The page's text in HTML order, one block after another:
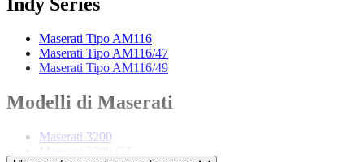
Maserati Tipo AM116
Maserati Tipo AM116/47
Maserati Tipo AM116/49
Modelli di Maserati
Maserati 3200